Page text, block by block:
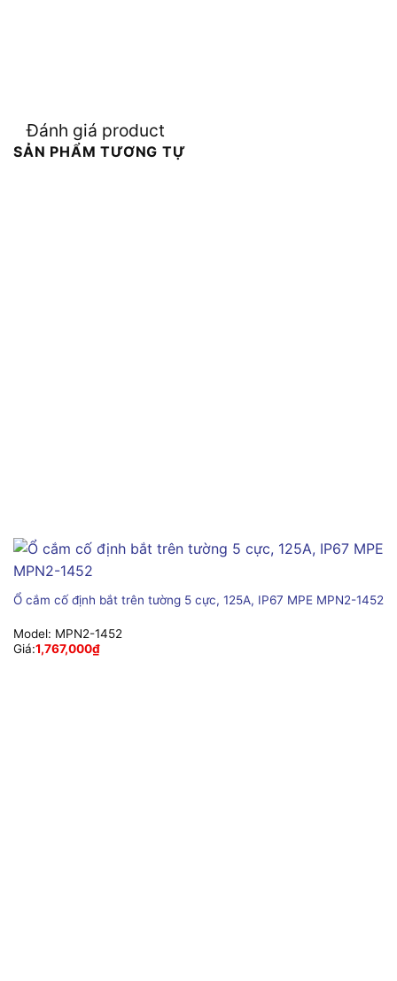
Đánh giá product
SẢN PHẨM TƯƠNG TỰ
Ổ cắm cố định bắt trên tường 5 cực, 125A, IP67 MPE MPN2-1452
Model: MPN2-1452
Giá:1,767,000₫